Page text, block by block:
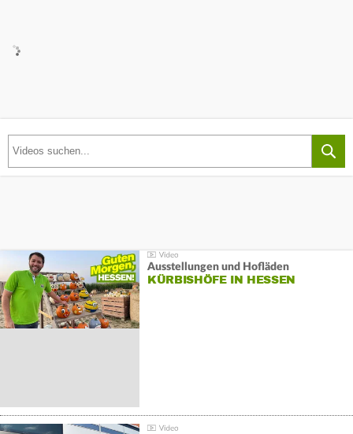
Ausstellungen und Hofläden
KÜRBISHÖFE IN HESSEN